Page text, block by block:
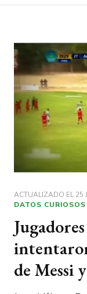
ACTUALIZADO EL25
DATOS CURIOSOS
de Messi